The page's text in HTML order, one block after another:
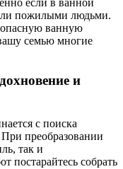
пожилыми людьми.
ванную
семью многие
и
с поиска
преобразовании
так и
постарайтесь собрать